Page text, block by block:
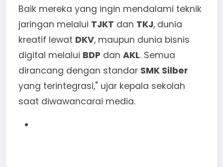
Baik mereka yang ingin mendalami teknik
jaringan melalui TJKT dan TKJ, dunia
kreatif lewat DKV, maupun dunia bisnis
digital melalui BDP dan AKL. Semua
dirancang dengan standar SMK Silber
yang terintegrasi," ujar kepala sekolah
saat diwawancarai media.